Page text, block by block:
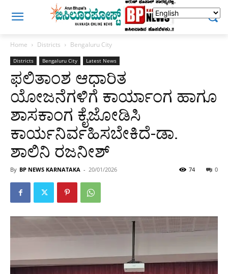
Home Districts Bengaluru City
Districts Bengaluru City Latest News
ಫಲಿತಾಂಶ ಆಧಾರಿತ
ಯೋಜನೆಗಳಿಗೆ ಕಾರ್ಯಾಂಗ ಹಾಗೂ
ಶಾಸಕಾಂಗ ಕೈಜೋಡಿಸಿ
ಕಾರ್ಯನಿರ್ವಹಿಸಬೇಕಿದೆ-ಡಾ.
ಶಾಲಿನಿ ರಜನೀಶ್
By BP NEWS KARNATAKA - 20/01/2026 0
74